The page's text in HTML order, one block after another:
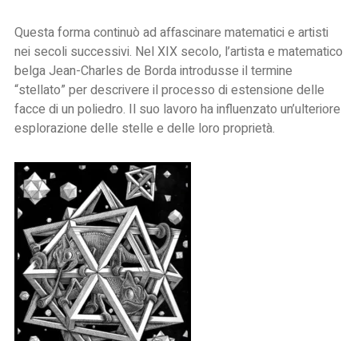
Questa forma continuò ad affascinare matematici e artisti
nei secoli successivi. Nel XIX secolo, l’artista e matematico
belga Jean-Charles de Borda introdusse il termine
“stellato” per descrivere il processo di estensione delle
facce di un poliedro. Il suo lavoro ha influenzato un’ulteriore
esplorazione delle stelle e delle loro proprietà.